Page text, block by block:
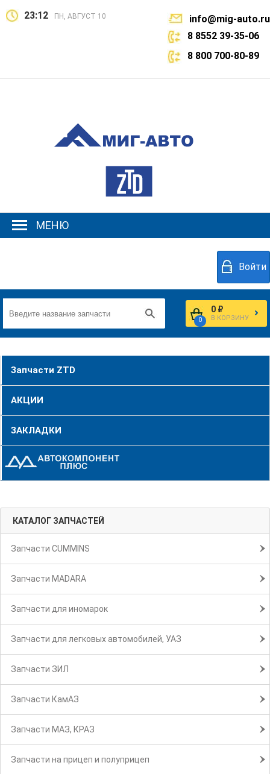
23:12 ПН, АВГУСТ 10
info@mig-auto.ru
8 8552 39-35-06
8 800 700-80-89
МЕНЮ
Войти
0
0 ₽
В КОРЗИНУ
Запчасти ZTD
АКЦИИ
ЗАКЛАДКИ
КАТАЛОГ ЗАПЧАСТЕЙ
Запчасти CUMMINS
Запчасти MADARA
Запчасти для иномарок
Запчасти для легковых автомобилей, УАЗ
Запчасти ЗИЛ
Запчасти КамАЗ
Запчасти МАЗ, КРАЗ
Запчасти на прицеп и полуприцеп